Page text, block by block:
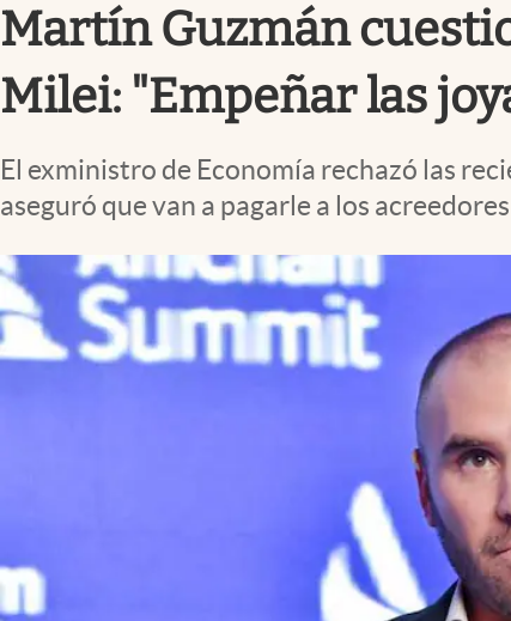
Clima
Mundial 2026
El Cronista Studio
Mediakit
abre en nueva pestaña
Martín Guzmán
Milei: "Empeñar las
El exministro de Economía rechazó las
aseguró que van a pagarle a los